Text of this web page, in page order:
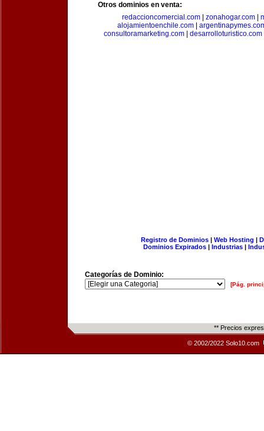
Otros dominios en venta:
redaccioncomercial.com
zonahogar.com
alojamientoenchile.com
consultoramarketing.com
desarrolloturistico.com
Registro de Dominios| Web Hosting |
Dominios Expirados | Industrias |
Categorías de Dominio:
[Pág.
** Precios
© 2002/2022 Solo10.com